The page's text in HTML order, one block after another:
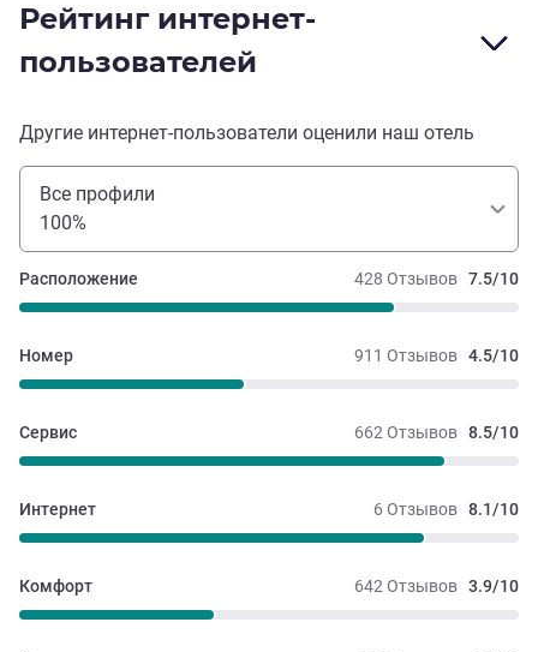
Рейтинг интернет-
пользователей
Другие интернет-пользователи оценили наш отель
Все профили
100%
428 Отзывов 7.5/10
Расположение
911 Отзывов 4.5/10
Номер
662 Отзывов 8.5/10
Сервис
6 Отзывов 8.1/10
Интернет
642 Отзывов 3.9/10
Комфорт